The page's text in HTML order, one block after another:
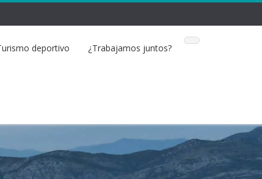
deportivo ¿Trabajamos juntos?